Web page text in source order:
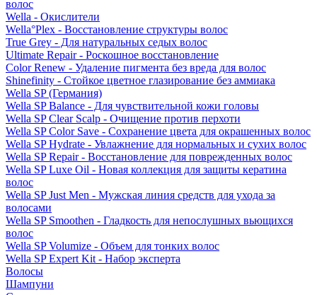
волос
Wella - Окислители
Wella°Plex - Восстановление структуры волос
True Grey - Для натуральных седых волос
Ultimate Repair - Роскошное восстановление
Color Renew - Удаление пигмента без вреда для волос
Shinefinity - Стойкое цветное глазирование без аммиака
Wella SP (Германия)
Wella SP Balance - Для чувствительной кожи головы
Wella SP Clear Scalp - Очищение против перхоти
Wella SP Color Save - Сохранение цвета для окрашенных волос
Wella SP Hydrate - Увлажнение для нормальных и сухих волос
Wella SP Repair - Восстановление для поврежденных волос
Wella SP Luxe Oil - Новая коллекция для защиты кератина
волос
Wella SP Just Men - Мужская линия средств для ухода за
волосами
Wella SP Smoothen - Гладкость для непослушных вьющихся
волос
Wella SP Volumize - Объем для тонких волос
Wella SP Expert Kit - Набор эксперта
Волосы
Шампуни